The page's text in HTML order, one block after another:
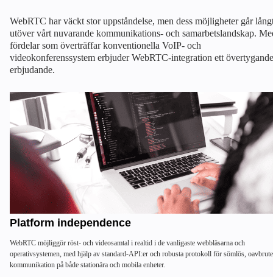
WebRTC har väckt stor uppståndelse, men dess möjligheter går
utöver vårt nuvarande kommunikations- och samarbetslandskap.
fördelar som överträffar konventionella VoIP- och
videokonferenssystem erbjuder WebRTC-integration ett övertygande
erbjudande.
Platform independence
WebRTC möjliggör röst- och videosamtal i realtid i de vanligaste webbläsarna och
operativsystemen, med hjälp av standard-API:er och robusta protokoll för sömlös,
kommunikation på både stationära och mobila enheter.